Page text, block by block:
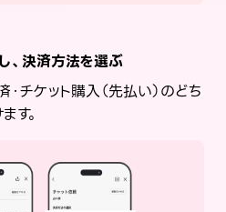
、決済方法を選ぶ
・チケット購入（先払い）のどち
す。